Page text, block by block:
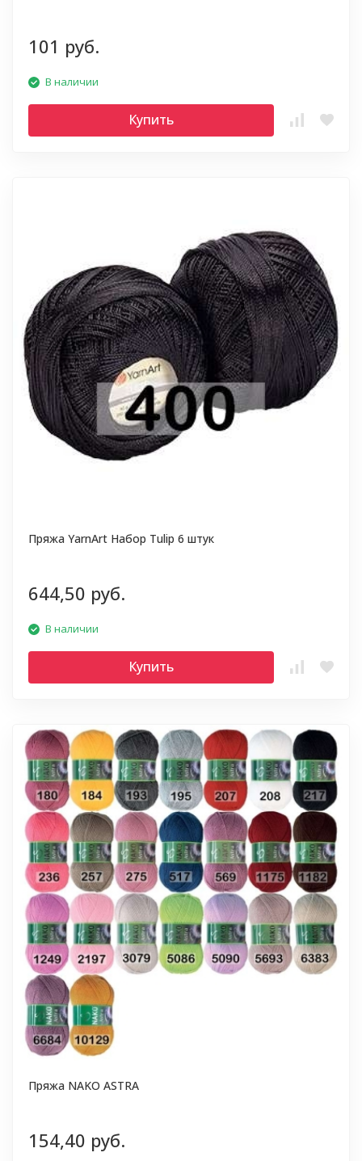
101 руб.
В наличии
Купить
Пряжа YarnArt Набор Tulip 6 штук
644,50 руб.
В наличии
Купить
Пряжа NAKO ASTRA
154,40 руб.